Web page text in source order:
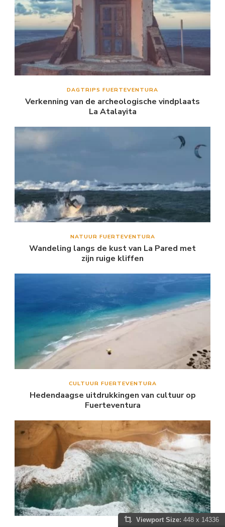
DAGTRIPS FUERTEVENTURA
Verkenning van de archeologische vindplaats
La Atalayita
NATUUR FUERTEVENTURA
Wandeling langs de kust van La Pared met
zijn ruige kliffen
CULTUUR FUERTEVENTURA
Hedendaagse uitdrukkingen van cultuur op
Fuerteventura
Viewport Size: 448 x 14336